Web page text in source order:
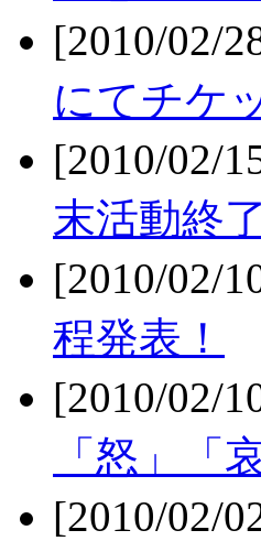
[2010/02/
にてチケ
[2010/02/
末活動終了
[2010/02/
程発表！
[2010/02/
「怒」「
[2010/02/